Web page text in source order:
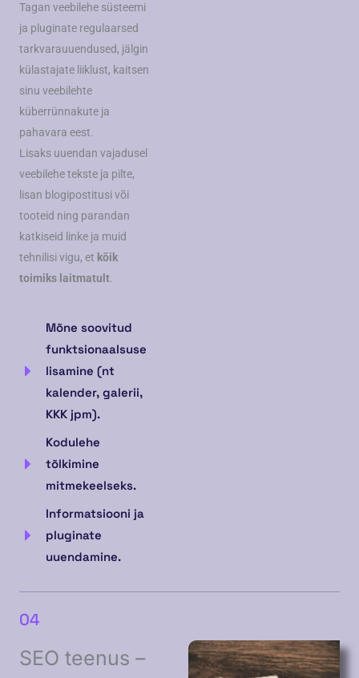
Tagan veebilehe süsteemi
ja pluginate regulaarsed
tarkvarauuendused, jälgin
külastajate liiklust, kaitsen
sinu veebilehte
küberrünnakute ja
pahavara eest.
Lisaks uuendan vajadusel
veebilehe tekste ja pilte,
lisan blogipostitusi või
tooteid ning parandan
katkiseid linke ja muid
tehnilisi vigu, et kõik
toimiks laitmatult.
Mõne soovitud
funktsionaalsuse
lisamine (nt
kalender, galerii,
KKK jpm).
Kodulehe
tõlkimine
mitmekeelseks.
Informatsiooni ja
pluginate
uuendamine.
04
SEO teenus –